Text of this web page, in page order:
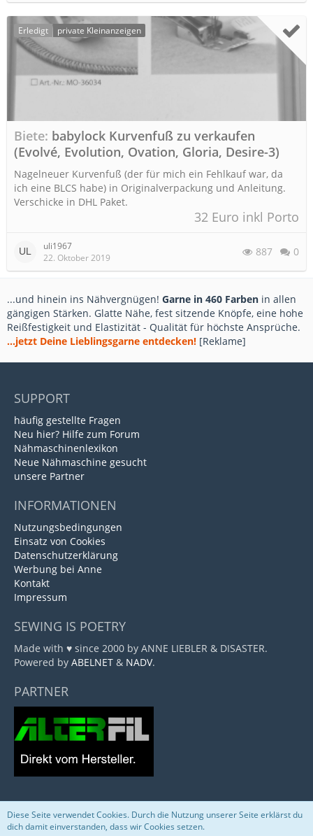
Erledigt private Kleinanzeigen
Biete babylock Kurvenfuß zu verkaufen
(Evolvé, Evolution, Ovation, Gloria, Desire-3)
Nagelneuer Kurvenfuß (der für mich ein Fehlkauf war, da
ich eine BLCS habe) in Originalverpackung und Anleitung.
Verschicke in DHL Paket.
32 Euro inkl Porto
uli1967
22. Oktober 2019
887 0
...und hinein ins Nähvergnügen! Garne in 460 Farben in allen
gängigen Stärken. Glatte Nähe, fest sitzende Knöpfe, eine hohe
Reißfestigkeit und Elastizität - Qualität für höchste Ansprüche.
...jetzt Deine Lieblingsgarne entdecken! [Reklame]
SUPPORT
häufig gestellte Fragen
Neu hier? Hilfe zum Forum
Nähmaschinenlexikon
Neue Nähmaschine gesucht
unsere Partner
INFORMATIONEN
Nutzungsbedingungen
Einsatz von Cookies
Datenschutzerklärung
Werbung bei Anne
Kontakt
Impressum
SEWING IS POETRY
Made with ♥ since 2000 by ANNE LIEBLER & DISASTER.
Powered by ABELNET & NADV.
PARTNER
Community-Software:WoltLab Suite™
Diese Seite verwendet Cookies. Durch die Nutzung unserer Seite erklärst du
dich damit einverstanden, dass wir Cookies setzen.